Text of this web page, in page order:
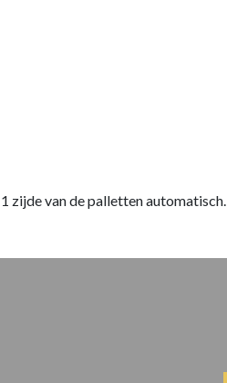
zijde van de palletten automatisch.